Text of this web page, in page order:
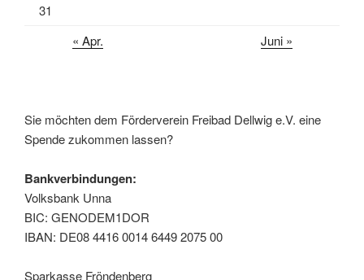
31
« Apr.
Juni »
Sie möchten dem Förderverein Freibad Dellwig e.V. eine
Spende zukommen lassen?
Bankverbindungen:
Volksbank Unna
BIC: GENODEM1DOR
IBAN: DE08 4416 0014 6449 2075 00
Sparkasse Fröndenberg